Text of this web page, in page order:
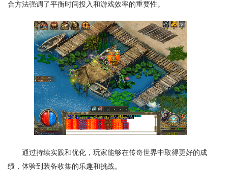
合方法强调了平衡时间投入和游戏效率的重要性。
通过持续实践和优化，玩家能够在传奇世界中取得更好的成
绩，体验到装备收集的乐趣和挑战。